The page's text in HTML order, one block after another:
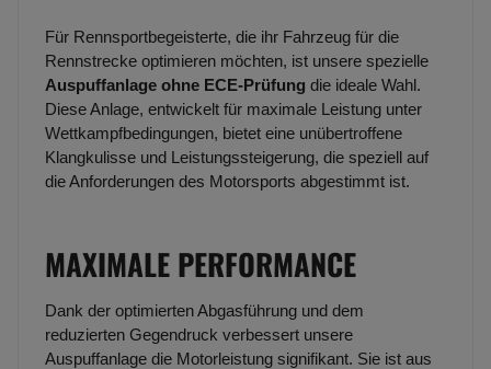
Für Rennsportbegeisterte, die ihr Fahrzeug für die
Rennstrecke optimieren möchten, ist unsere spezielle
Auspuffanlage ohne ECE-Prüfung die ideale Wahl.
Diese Anlage, entwickelt für maximale Leistung unter
Wettkampfbedingungen, bietet eine unübertroffene
Klangkulisse und Leistungssteigerung, die speziell auf
die Anforderungen des Motorsports abgestimmt ist.
MAXIMALE PERFORMANCE
Dank der optimierten Abgasführung und dem
reduzierten Gegendruck verbessert unsere
Auspuffanlage die Motorleistung signifikant. Sie ist aus